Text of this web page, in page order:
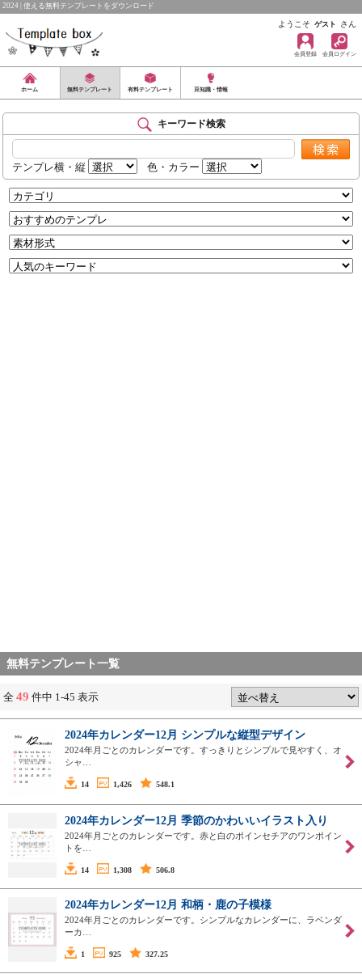
2024 | 使える無料テンプレートをダウンロード
ようこそ ゲスト さん
会員登録 会員ログイン
ホーム 無料テンプレート 有料テンプレート 豆知識・情報
キーワード検索
テンプレ横・縦 色・カラー
無料テンプレート一覧
全 49 件中 1-45 表示
2024年カレンダー12月 シンプルな縦型デザイン
2024年月ごとのカレンダーです。すっきりとシンプルで見やすく、オ
シャ…
14 1,426 548.1
2024年カレンダー12月 季節のかわいいイラスト入り
2024年月ごとのカレンダーです。赤と白のポインセチアのワンポイン
トを…
14 1,308 506.8
2024年カレンダー12月 和柄・鹿の子模様
2024年月ごとのカレンダーです。シンプルなカレンダーに、ラベンダ
ーカ…
1 925 327.25